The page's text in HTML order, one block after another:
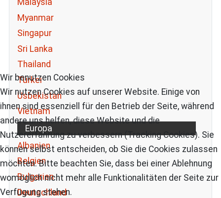
Malaysia
Myanmar
Singapur
Sri Lanka
Thailand
Türkei
Usbekistan
Vietnam
Europa
Albanien
Belgien
Bulgarien
Deutschland
Wir benutzen Cookies
Wir nutzen Cookies auf unserer Website. Einige von
ihnen sind essenziell für den Betrieb der Seite, während
andere uns helfen, diese Website und die
Nutzererfahrung zu verbessern (Tracking Cookies). Sie
können selbst entscheiden, ob Sie die Cookies zulassen
möchten. Bitte beachten Sie, dass bei einer Ablehnung
womöglich nicht mehr alle Funktionalitäten der Seite zur
Verfügung stehen.